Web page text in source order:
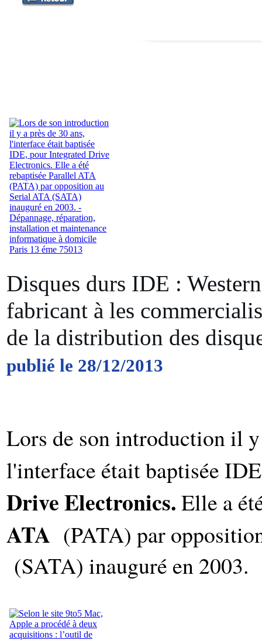
Disques durs IDE :
fabricant à les
de la distribution des
publié le 28/12/2013
Lors de son introduction il
l'interface était baptisée
Drive Electronics.Elle a
ATA (PATA) par
(SATA) inauguré en 2003.